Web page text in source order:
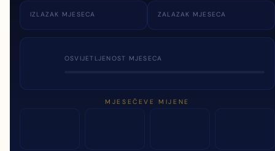
IZLAZAK MJESECA ZALAZAK MJESECA
OSVIJETLJENOST MJESECA
MJESEČEVE MIJENE